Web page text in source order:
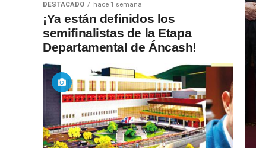
DESTACADO hace 1 semana
¡Ya están definidos los
semifinalistas de la Etapa
Departamental de Áncash!